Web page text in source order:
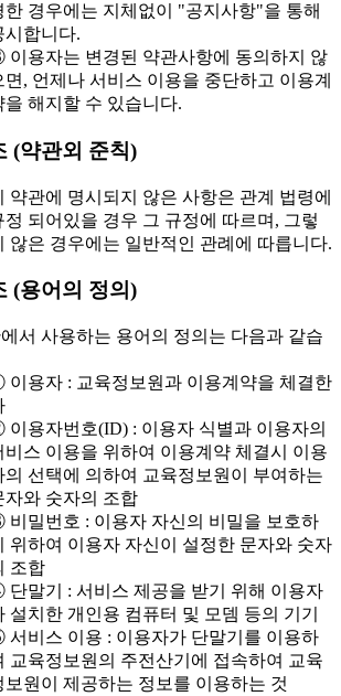
한 경우에는 지체없이 "공지사항"을 통해
시합니다.
용자는 변경된 약관사항에 동의하지 않
면, 언제나 서비스 이용을 중단하고 이용계
을 해지할 수 있습니다.
(약관외 준칙)
약관에 명시되지 않은 사항은 관계 법령에
정 되어있을 경우 그 규정에 따르며, 그렇
않은 경우에는 일반적인 관례에 따릅니다.
(용어의 정의)
서 사용하는 용어의 정의는 다음과 같습
용자 : 교육정보원과 이용계약을 체결한
용자번호(ID) : 이용자 식별과 이용자의
비스 이용을 위하여 이용계약 체결시 이용
의 선택에 의하여 교육정보원이 부여하는
자와 숫자의 조합
밀번호 : 이용자 자신의 비밀을 보호하
위하여 이용자 자신이 설정한 문자와 숫자
조합
말기 : 서비스 제공을 받기 위해 이용자
설치한 개인용 컴퓨터 및 모뎀 등의 기기
비스 이용 : 이용자가 단말기를 이용하
교육정보원의 주전산기에 접속하여 교육
보원이 제공하는 정보를 이용하는 것